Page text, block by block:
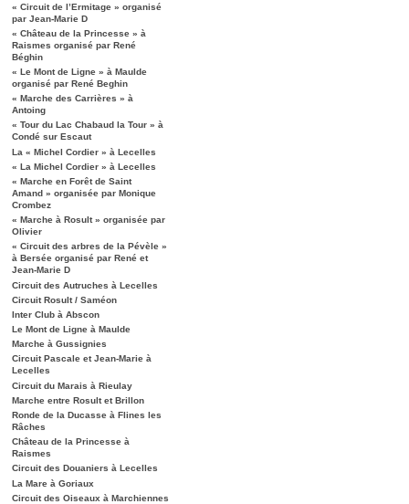
« Circuit de l’Ermitage » organisé
par Jean-Marie D
« Château de la Princesse » à
Raismes organisé par René
Béghin
« Le Mont de Ligne » à Maulde
organisé par René Beghin
« Marche des Carrières » à
Antoing
« Tour du Lac Chabaud la Tour » à
Condé sur Escaut
La « Michel Cordier » à Lecelles
« La Michel Cordier » à Lecelles
« Marche en Forêt de Saint
Amand » organisée par Monique
Crombez
« Marche à Rosult » organisée par
Olivier
« Circuit des arbres de la Pévèle »
à Bersée organisé par René et
Jean-Marie D
Circuit des Autruches à Lecelles
Circuit Rosult / Saméon
Inter Club à Abscon
Le Mont de Ligne à Maulde
Marche à Gussignies
Circuit Pascale et Jean-Marie à
Lecelles
Circuit du Marais à Rieulay
Marche entre Rosult et Brillon
Ronde de la Ducasse à Flines les
Râches
Château de la Princesse à
Raismes
Circuit des Douaniers à Lecelles
La Mare à Goriaux
Circuit des Oiseaux à Marchiennes